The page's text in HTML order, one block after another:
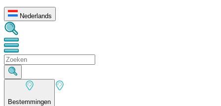
Nederlands
Bestemmingen